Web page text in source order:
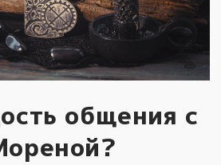
общения с